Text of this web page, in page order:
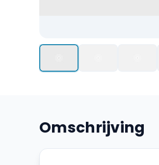
Omschrijving